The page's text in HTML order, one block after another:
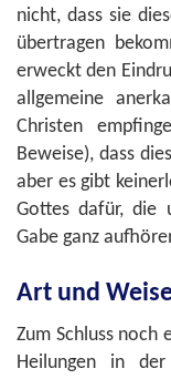
nicht, dass sie
übertragen
erweckt den
allgemeine
Christen
Beweise), dass
aber es gibt
Gottes dafür, die
Gabe ganz
Art und
Zum Schluss noch
Heilungen in